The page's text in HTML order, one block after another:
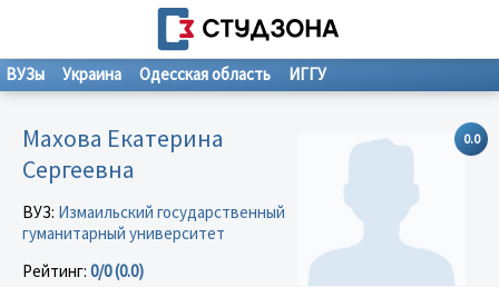
ВУЗы Украина Одесская область ИГГУ
0.0
Махова Екатерина
Сергеевна
ВУЗ: Измаильский государственный
гуманитарный университет
Рейтинг: 0/0 (0.0)